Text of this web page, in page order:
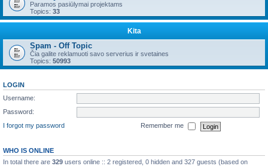
Paramos pasiūlymai projektams
Topics: 33
Kita
Spam - Off Topic
Čia galite reklamuoti savo serverius ir svetaines
Topics: 50993
LOGIN
Username:
Password:
I forgot my password
Remember me
WHO IS ONLINE
In total there are 329 users online :: 2 registered, 0 hidden and 327 guests (based on